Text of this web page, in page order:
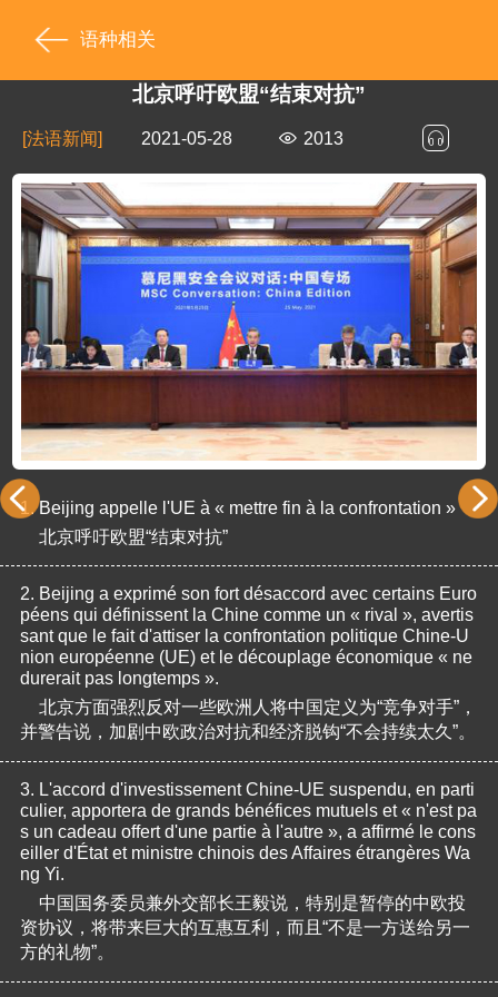
语种相关
北京呼吁欧盟“结束对抗”
[法语新闻] 2021-05-28 2013
1.
Beijing appelle l'UE à « mettre fin à la confrontation »
北京呼吁欧盟“结束对抗”
2. Beijing a exprimé son fort désaccord avec certains Euro
péens qui définissent la Chine comme un « rival », avertis
sant que le fait d'attiser la confrontation politique Chine-U
nion européenne (UE) et le découplage économique « ne
durerait pas longtemps ».
北京方面强烈反对一些欧洲人将中国定义为“竞争对手”，
并警告说，加剧中欧政治对抗和经济脱钩“不会持续太久”。
3. L'accord d'investissement Chine-UE suspendu, en parti
culier, apportera de grands bénéfices mutuels et « n'est pa
s un cadeau offert d'une partie à l'autre », a affirmé le cons
eiller d'État et ministre chinois des Affaires étrangères Wa
ng Yi.
中国国务委员兼外交部长王毅说，特别是暂停的中欧投
资协议，将带来巨大的互惠互利，而且“不是一方送给另一
方的礼物”。